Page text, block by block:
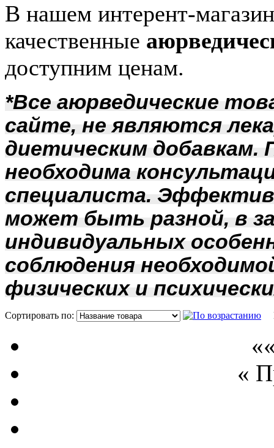
В нашем интерент-
качественные
доступним ценам.
*Все аюрведические
сайте, не являются
диетическим добавкам.
необходима
специалиста.
может быть разной, в
индивидуальных
соблюдения
физических и
Сортировать по:
«